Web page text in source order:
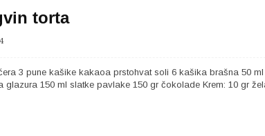
torta
3 pune kašike kakaoa prstohvat soli 6 kašika brašna 50
150 ml slatke pavlake 150 gr čokolade Krem: 10 gr